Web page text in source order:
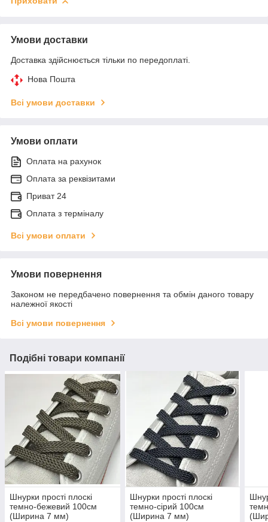
Умови доставки
Доставка здійснюється тільки по передоплаті.
Нова Пошта
Всі умови доставки
Умови оплати
Оплата на рахунок
Оплата за реквізитами
Приват 24
Оплата з терміналу
Всі умови оплати
Умови повернення
Законом не передбачено повернення та обмін даного товару
належної якості
Всі умови повернення
Подібні товари компанії
Шнурки прості плоскі
темно-бежевий 100см
(Ширина 7 мм)
Шнурки прості плоскі
темно-сірий 100см
(Ширина 7 мм)